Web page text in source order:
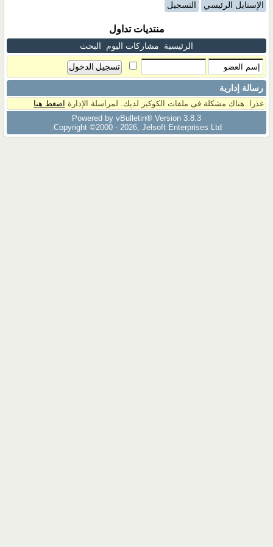
الإستايل الرئيسي التسجيل
منتديات تداول
الرئيسية مشاركات اليوم البحث
رسالة إدارية
عذرا. هناك مشكلة فى ملفات الكوكيز لديك. لمراسلة الإدارة اضغط هنا
Powered by vBulletin® Version 3.8.3
Copyright ©2000 - 2026, Jelsoft Enterprises Ltd.